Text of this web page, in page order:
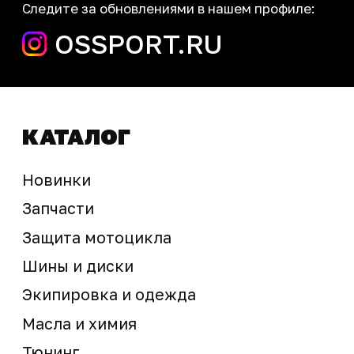
Возврат товаров
Как купить
Карта сайта
Мотомагазин
Новости
запчасти шины экипировка